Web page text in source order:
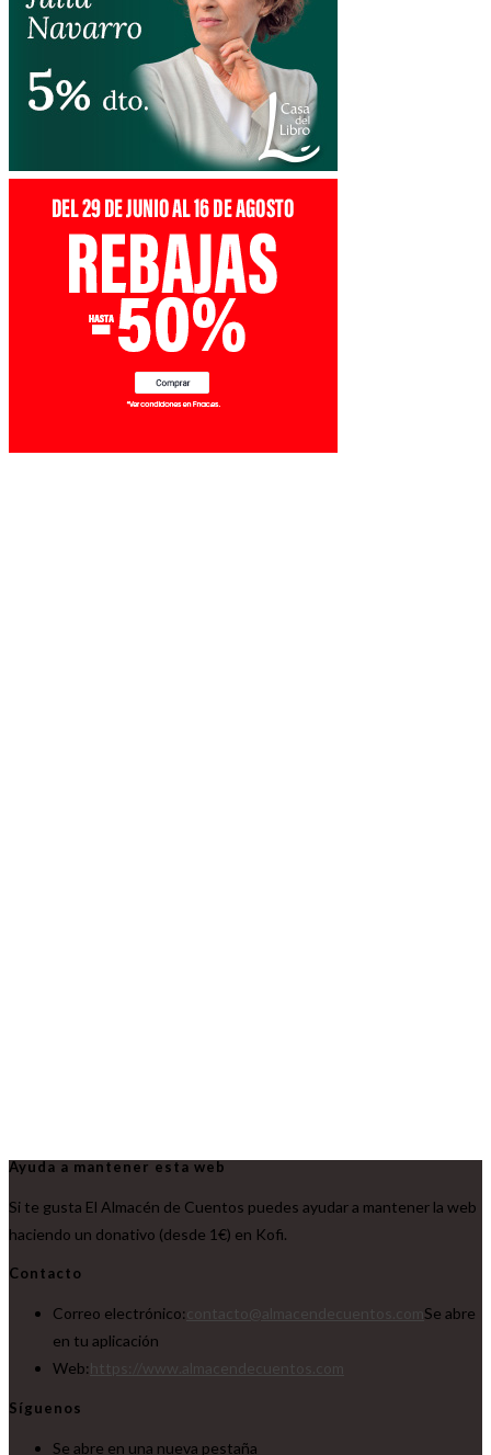
Ayuda a mantener esta web
Si te gusta El Almacén de Cuentos puedes ayudar a mantener la web
haciendo un donativo (desde 1€) en Kofi.
Contacto
Correo electrónico:
Se abre
en tu aplicación
Web:
Síguenos
Se abre en una nueva pestaña